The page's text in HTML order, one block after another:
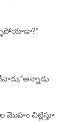
మొహం చిట్లిస్తూ.